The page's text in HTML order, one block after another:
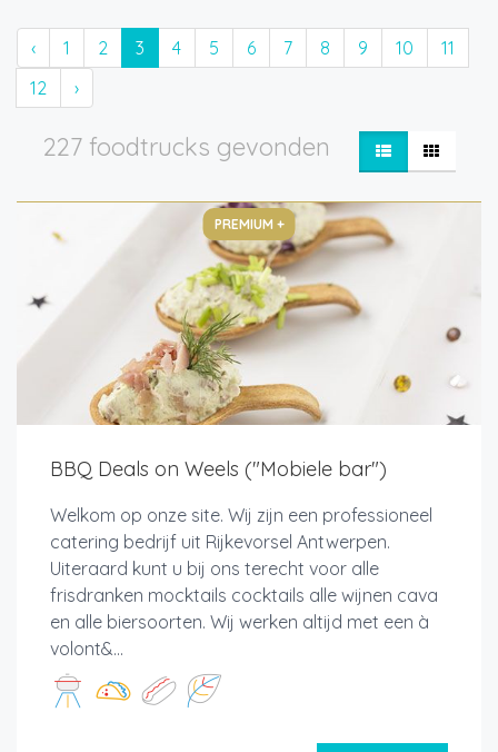
‹ 1 2 3 4 5 6 7 8 9 10
11
12
›
227 foodtrucks gevonden
PREMIUM +
BBQ Deals on Weels ("Mobiele bar")
Welkom op onze site. Wij zijn een professioneel
catering bedrijf uit Rijkevorsel Antwerpen.
Uiteraard kunt u bij ons terecht voor alle
frisdranken mocktails cocktails alle wijnen cava
en alle biersoorten. Wij werken altijd met een à
volont&...